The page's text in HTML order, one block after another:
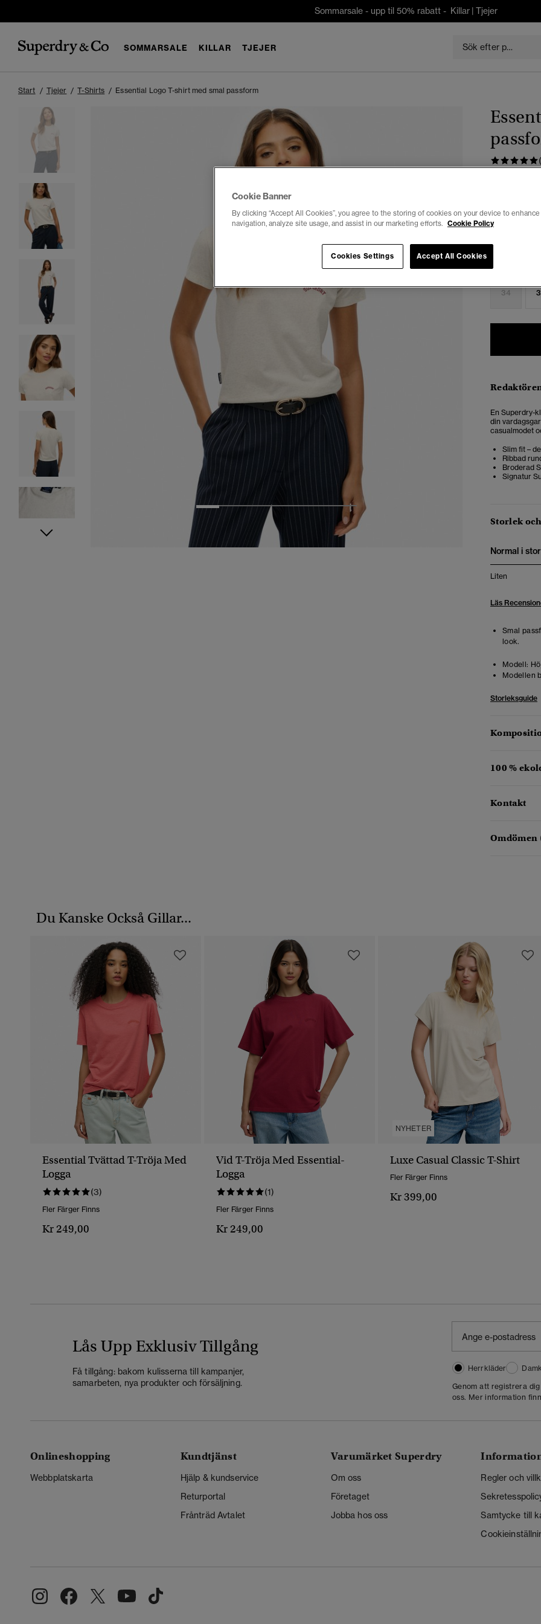
Sommarsale - upp til 50% rabatt - Killar| Tjejer
SOMMARSALE KILLAR TJEJER
Start Tjejer T-Shirts Essential Logo T-shirt med smal passform
7
Färg:
Välj Storlek:
34
En Superdry-
din
casualmodet
Slim fit –
Ribbad
Broderad
Signatur
Storlek
Normal i
Liten
Läs
Smal
look.
Modell:
Modellen
Storleksguide
100 %
Kontakt
Omdömen
Du Kanske Också Gillar...
Essential Tvättad T-Tröja Med
Logga
(3)
Fler Färger Finns
Kr 249,00
Vid T-Tröja Med Essential-
Logga
(1)
Fler Färger Finns
Kr 249,00
NYHETER
Luxe Casual Classic T-Shirt
Fler Färger Finns
Kr 399,00
Lås Upp Exklusiv Tillgång
Få tillgång: bakom kulisserna till kampanjer,
samarbeten, nya produkter och försäljning.
Herrkläder
Genom att registrera
oss. Mer information
Onlineshopping
Webbplatskarta
Kundtjänst
Hjälp & kundservice
Returportal
Frånträd Avtalet
Varumärket Superdry
Om oss
Företaget
Jobba hos oss
Regler och
Samtycke till
Cookie Banner
By clicking “Accept All Cookies”, you agree to the storing of cookies on your device to
navigation, analyze site usage, and assist in our marketing efforts. Cookie Policy
Accept All Cookies
Cookies Settings